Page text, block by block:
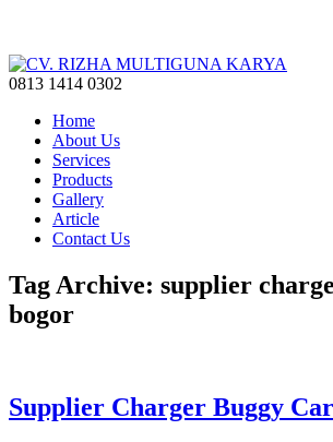
0813 1414 0302
Home
About Us
Services
Products
Gallery
Article
Contact Us
Tag Archive: supplier
bogor
Supplier Charger Buggy